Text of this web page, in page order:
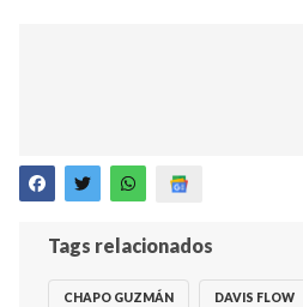
Tags relacionados
CHAPO GUZMÁN DAVIS FLOW